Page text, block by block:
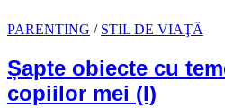
PARENTING / STIL DE VIAŢĂ
Șapte obiecte cu
copiilor mei (I)